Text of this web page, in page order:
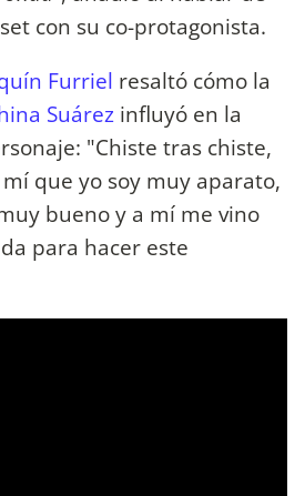
con su co-protagonista.
Furriel resaltó cómo la
Suárez influyó en la
"Chiste tras chiste,
que yo soy muy aparato,
bueno y a mí me vino
para hacer este